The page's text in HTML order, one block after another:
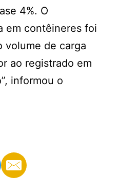
4%. O
em contêineres foi
volume de carga
ao registrado em
informou o